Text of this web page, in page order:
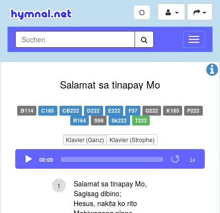
Salamat sa tinapay Mo
B114 C185 CB222 D222 E222 F37 G222 K185
P222
R164
S98 Sk222 T222
Klavier (Ganz) Klavier (Strophe)
Audio
Player
00:00 1x
1
Salamat sa tinapay Mo,
Sagisag dibino;
Hesus, nakita ko rito